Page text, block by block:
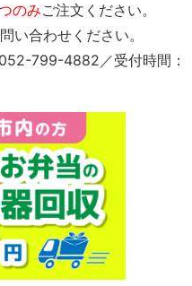
のみご注文ください。
い合わせください。
799-4882／受付時間：